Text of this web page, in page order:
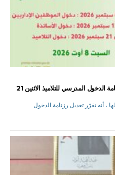
بتعليمات من رئيس الجمهورية: تعديل رزنامة الدخول المدرسي للتلاميذ الاثنين 21
، أنه تقرّر تعديل رزنامة الدخول